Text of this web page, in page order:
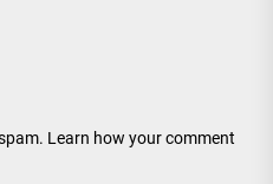
Learn how your comment